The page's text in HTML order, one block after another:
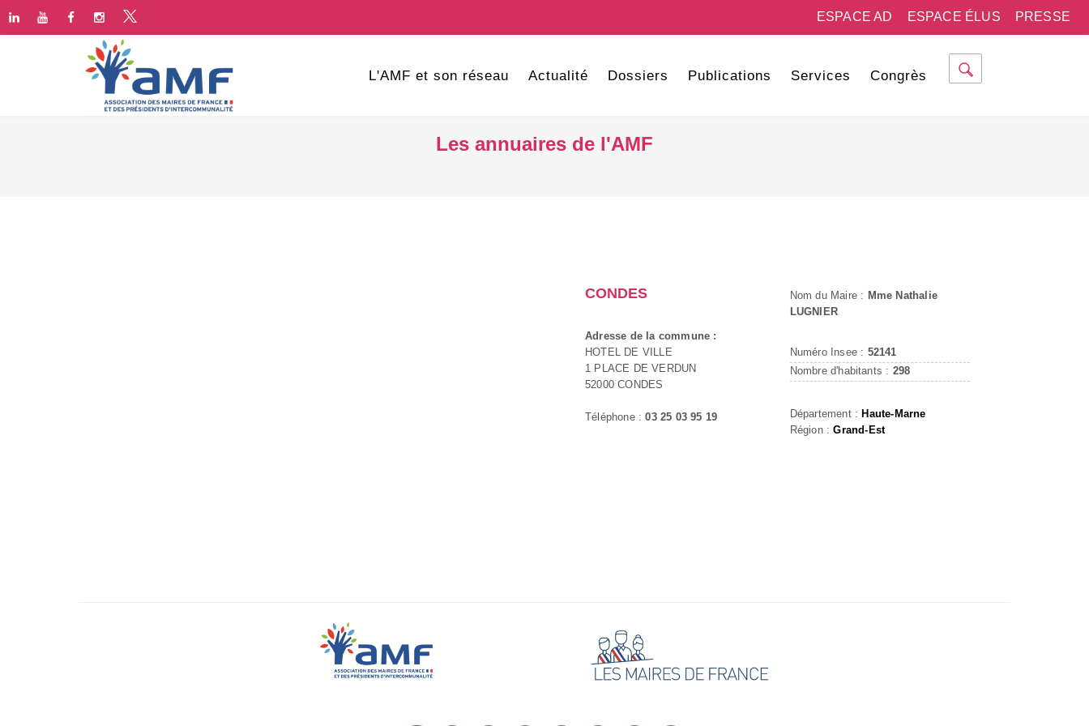
PRESSE
ESPACE ÉLUS
ESPACE AD
L'AMF et son réseau Actualité Dossiers Publications Services Congrès
Les annuaires de l'AMF
CONDES
Adresse de la commune :
HOTEL DE VILLE
1 PLACE DE VERDUN
52000 CONDES
Téléphone :03 25 03 95 19
Nom du Maire : Mme Nathalie
LUGNIER
Numéro Insee : 52141
Nombre d'habitants : 298
Département : Haute-Marne
Région :Grand-Est